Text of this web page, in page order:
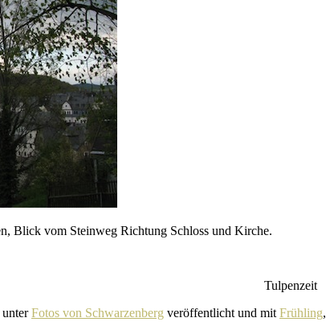
Blick vom Steinweg Richtung Schloss und Kirche.
Tulpenzeit
unterFotos von Schwarzenberg veröffentlicht und mitFrühling,